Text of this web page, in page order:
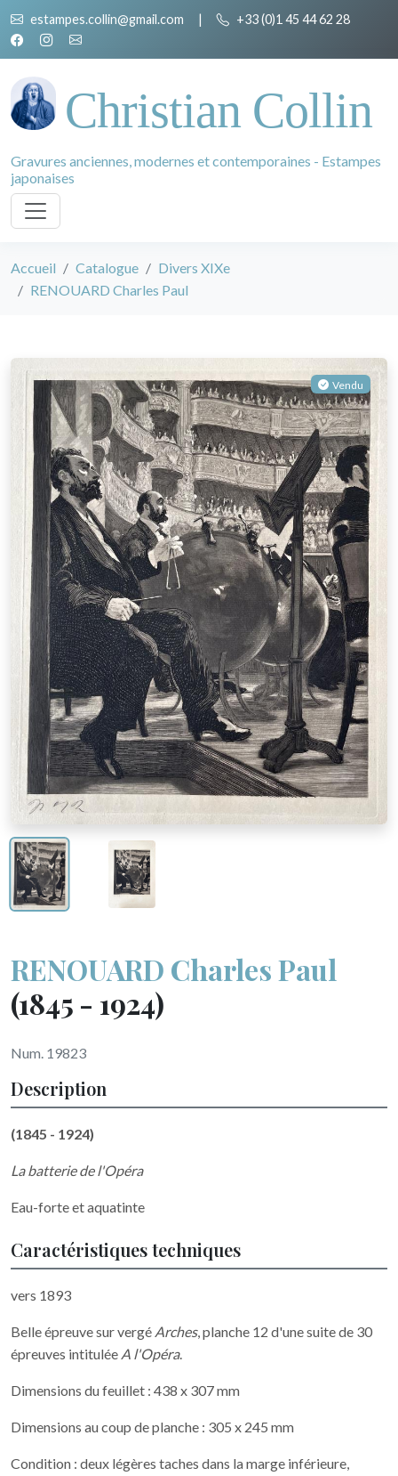
estampes.collin@gmail.com | +33 (0)1 45 44 62 28
Christian Collin
Gravures anciennes, modernes et contemporaines - Estampes
japonaises
Accueil Catalogue
Divers XIXe
RENOUARD Charles Paul
Vendu
RENOUARD Charles Paul
(1845 - 1924)
Num. 19823
Description
(1845 - 1924)
La batterie de l'Opéra
Eau-forte et aquatinte
Caractéristiques techniques
vers 1893
Belle épreuve sur vergé Arches, planche 12 d'une suite de 30
épreuves intitulée A l'Opéra.
Dimensions du feuillet : 438 x 307 mm
Dimensions au coup de planche : 305 x 245 mm
Condition : deux légères taches dans la marge inférieure,